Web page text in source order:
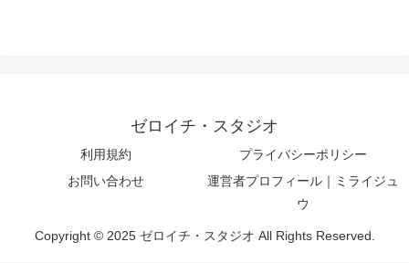
ゼロイチ・スタジオ
利用規約
プライバシーポリシー
お問い合わせ
運営者プロフィール｜ミライジュ
ウ
Copyright © 2025 ゼロイチ・スタジオ All Rights Reserved.